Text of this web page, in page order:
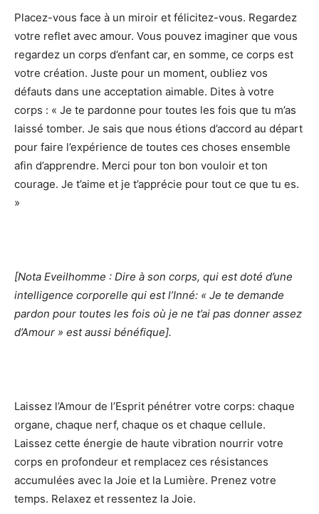
Placez-vous face à un miroir et félicitez-vous. Regardez
votre reflet avec amour. Vous pouvez imaginer que vous
regardez un corps d’enfant car, en somme, ce corps est
votre création. Juste pour un moment, oubliez vos
défauts dans une acceptation aimable. Dites à votre
corps : « Je te pardonne pour toutes les fois que tu m’as
laissé tomber. Je sais que nous étions d’accord au départ
pour faire l’expérience de toutes ces choses ensemble
afin d’apprendre. Merci pour ton bon vouloir et ton
courage. Je t’aime et je t’apprécie pour tout ce que tu es.
»
[Nota Eveilhomme : Dire à son corps, qui est doté d’une
intelligence corporelle qui est l’Inné: « Je te demande
pardon pour toutes les fois où je ne t’ai pas donner assez
d’Amour » est aussi bénéfique].
Laissez l’Amour de l’Esprit pénétrer votre corps: chaque
organe, chaque nerf, chaque os et chaque cellule.
Laissez cette énergie de haute vibration nourrir votre
corps en profondeur et remplacez ces résistances
accumulées avec la Joie et la Lumière. Prenez votre
temps. Relaxez et ressentez la Joie.